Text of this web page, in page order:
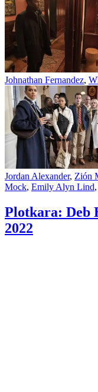
Johnathan Fernandez,
Jordan Alexander, Zión
Mock, Emily Alyn Lind,
Plotkara: Deb
2022